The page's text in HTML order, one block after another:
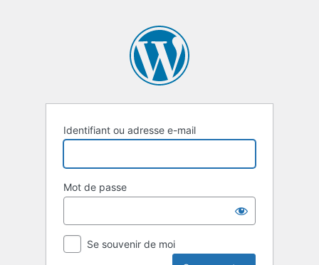
Identifiant ou adresse e-mail
Mot de passe
Se souvenir de moi